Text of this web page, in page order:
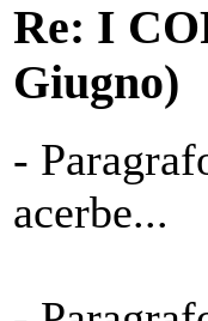
Re: I
Giugno)
-
acerbe...